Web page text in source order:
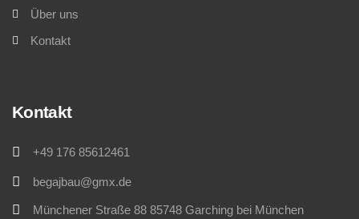
Über uns
Kontakt
Kontakt
+49 176 85612461
begajbau@gmx.de
Münchener Straße 88 85748 Garching bei München